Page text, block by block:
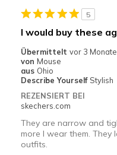
Casual Wear
Going Out
Travel
Work
Width
Sizing
View On Shoes
I'm
5
I would buy these
Übermittelt vor 3
von Mouse
aus Ohio
Describe Yourself Stylish
REZENSIERT BEI
skechers.com
They are narrow and
more I wear them.
outfits.